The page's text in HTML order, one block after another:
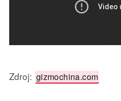
Zdroj: gizmochina.com